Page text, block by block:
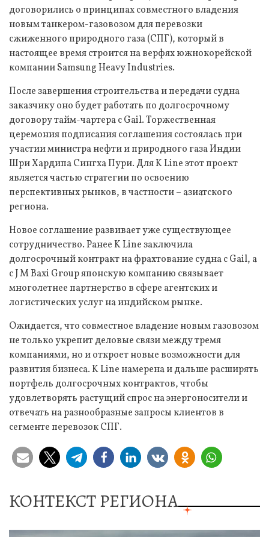
договорились о принципах совместного владения
новым танкером-газовозом для перевозки
сжиженного природного газа (СПГ), который в
настоящее время строится на верфях южнокорейской
компании Samsung Heavy Industries.
После завершения строительства и передачи судна
заказчику оно будет работать по долгосрочному
договору тайм-чартера с Gail. Торжественная
церемония подписания соглашения состоялась при
участии министра нефти и природного газа Индии
Шри Хардипа Сингха Пури. Для K Line этот проект
является частью стратегии по освоению
перспективных рынков, в частности – азиатского
региона.
Новое соглашение развивает уже существующее
сотрудничество. Ранее K Line заключила
долгосрочный контракт на фрахтование судна с Gail, а
с J M Baxi Group японскую компанию связывает
многолетнее партнерство в сфере агентских и
логистических услуг на индийском рынке.
Ожидается, что совместное владение новым газовозом
не только укрепит деловые связи между тремя
компаниями, но и откроет новые возможности для
развития бизнеса. K Line намерена и дальше расширять
портфель долгосрочных контрактов, чтобы
удовлетворять растущий спрос на энергоносители и
отвечать на разнообразные запросы клиентов в
сегменте перевозок СПГ.
КОНТЕКСТ РЕГИОНА